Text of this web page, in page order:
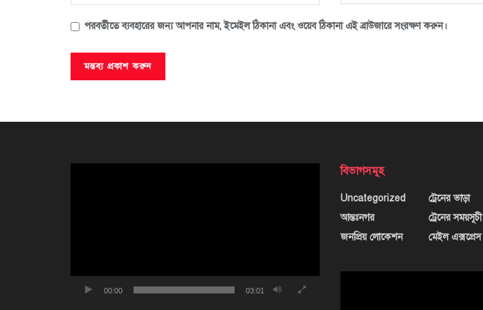
পরবর্তীতে ব্যবহারের জন্য আপনার নাম, ইমেইল ঠিকানা এবং ওয়েব ঠিকানা এই ব্রাউজারে সংরক্ষণ করুন।
00:00 03:01
বিভাগসমূহ
Uncategorized
আন্তঃনগর
জনপ্রিয় লোকেশন
ট্রেনের ভাড়া
ট্রেনের সময়সূচী
মেইল এক্সপ্রেস